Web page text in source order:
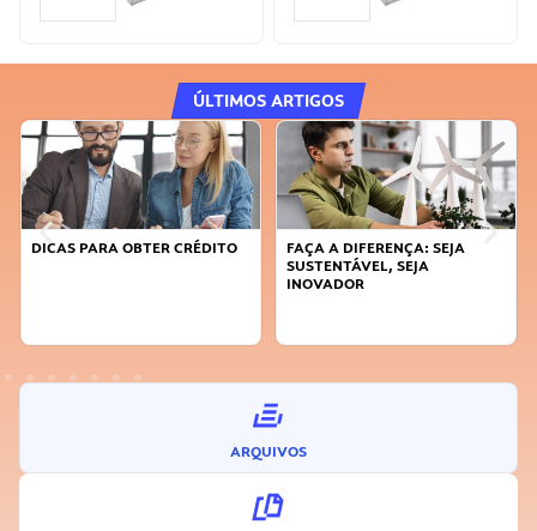
ÚLTIMOS ARTIGOS
DICAS PARA OBTER CRÉDITO
FAÇA A DIFERENÇA: SEJA
SUSTENTÁVEL, SEJA
INOVADOR
ARQUIVOS